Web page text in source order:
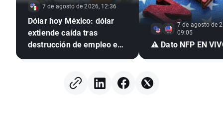
7 de agosto de 2026, 12:36
Dólar hoy México: dólar
extiende caída tras
destrucción de empleo en
7 de agosto de
09:05
⚠️ Dato NFP EN